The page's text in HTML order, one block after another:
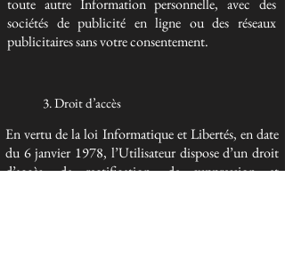
toute autre Information personnelle, avec des
sociétés de publicité en ligne ou des réseaux
publicitaires sans votre consentement.
3. Droit d’accès
En vertu de la loi Informatique et Libertés, en date
du 6 janvier 1978, l’Utilisateur dispose d’un droit
d’accès, de rectification, de suppression et